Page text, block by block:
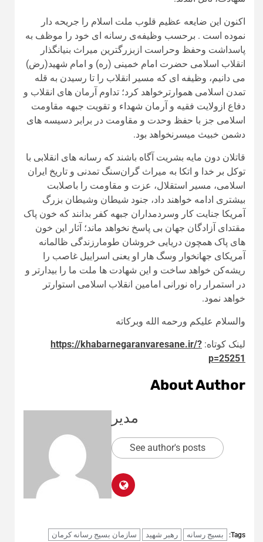
اکنون این ضایعه عظیم قلوب ملت اسلام را جریحه دار
نموده است . برحسب وظیفه‌ی رسانه ای خود را موظف به
پاسداشت وحفظ وحراست ازبزرگترین میراث بنیانگذار
انقلاب اسلامی حضرت امام خمینی (ره) و امام شهید(رض)
می دانیم، وظیفه ای که مسیر انقلاب را تا رسیدن به قله
تمدن اسلامی هموارترخواهد کرد؛ تداوم آرمان های انقلاب و
دفاع ازولایت فقیه و آرمان شهداء و تقویت جبهه مقاومت
اسلامی جز با حفظ وحدت و مقاومت در برابر دسیسه های
دشمن خبیث میسرنخواهد بود.
قاتلان دون مایه بشریت آگاه باشند که رسانه های انقلابی با
توکل بر خدا و اتکا به میراث گران‌سنگ تمدنی و تاریخ ایران
اسلامی، مسیر استقلال، عزت و مقاومت را باصلابت
بیشتری ادامه خواهند داد، جنود شیطان وشیطان بزرگ
آمریکا جنایت کار وسردمداران جبهه کفر بدانند که خون پاک
مقتدای آزادگان جهان بی پاسخ نخواهد ماند؛ آثار این خون
های پاک همچون دریایی خروشان طومارزندگی ظالمانه
آمریکای جهانخوار وسگ هار او یعنی اسراییل غاصب را
ریشه‌کن خواهد ساخت و این شهادت ها ملت ما را بیدارتر و
در استمرار راه نورانی امامین انقلاب اسلامی استوارتر
خواهد نمود.
والسلام علیکم ورحمه الله وبرکاته
لینک کوتاه: https://khabarnegaranvaresane.ir/?
p=25251
About Author
مدیر
See author's posts
Tags: بسیج رسانه رهبر شهید سازمان بسیج رسانه کرمان